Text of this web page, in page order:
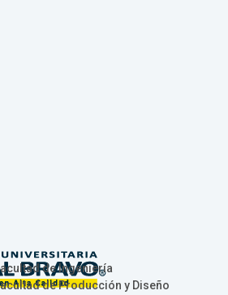
de Ingeniería
de Producción y Diseño